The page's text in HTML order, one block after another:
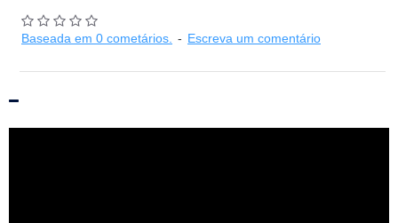
Baseada em 0 cometários. - Escreva um comentário